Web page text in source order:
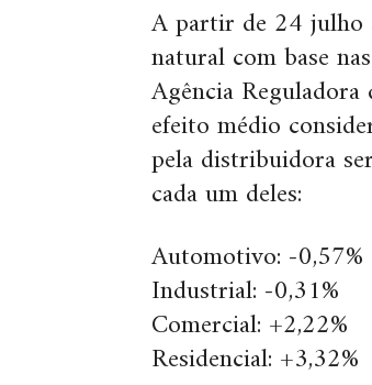
A partir de 24 julho
natural com base
Agência
efeito médio
pela distribuidora
cada um deles:
Automotivo: -0,57%
Industrial: -0,31%
Comercial: +2,22%
Residencial: +3,32%